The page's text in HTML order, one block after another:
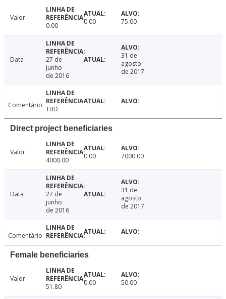
Valor
0.00
0.00 75.00
Data
27 de
junho
de 2016
31 de
agosto
de 2017
Comentário TBD
Direct project beneficiaries
Valor
4000.00
0.00 7000.00
Data
27 de
junho
de 2016
31 de
agosto
de 2017
Comentário
Female beneficiaries
Valor
51.80
0.00 50.00